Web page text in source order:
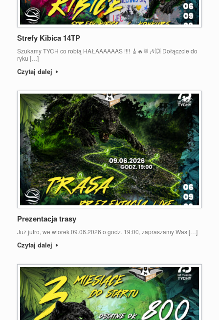
Strefy Kibica 14TP
Szukamy TYCH co robią HAŁAAAAAAS !!!! 🎸🔥🥁🎶💥 Dołączcie do
ryku […]
Czytaj dalej
Prezentacja trasy
Już jutro, we wtorek 09.06.2026 o godz. 19:00, zapraszamy Was […]
Czytaj dalej